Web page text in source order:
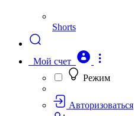
Shorts
Мой счет
Режим
Авторизоваться